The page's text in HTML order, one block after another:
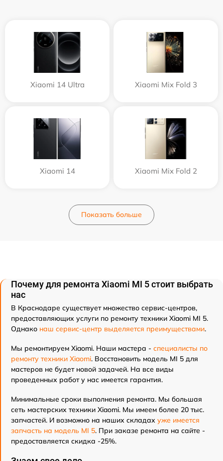
Xiaomi 14 Ultra Xiaomi Mix Fold 3
Xiaomi 14 Xiaomi Mix Fold 2
Показать больше
Почему для ремонта Xiaomi MI 5 стоит выбрать
нас
В Краснодаре существует множество сервис-центров,
предоставляющих услуги по ремонту техники Xiaomi MI 5.
Однако наш сервис-центр выделяется преимуществами.
Мы ремонтируем Xiaomi. Наши мастера - специалисты по
ремонту техники Xiaomi. Восстановить модель MI 5 для
мастеров не будет новой задачей. На все виды
проведенных работ у нас имеется гарантия.
Минимальные сроки выполнения ремонта. Мы большая
сеть мастерских техники Xiaomi. Мы имеем более 20 тыс.
запчастей. И возможно на наших складах уже имеется
запчасть на модель MI 5. При заказе ремонта на сайте -
предоставляется скидка -25%.